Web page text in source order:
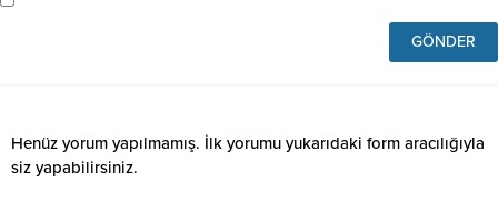
Henüz yorum yapılmamış. İlk yorumu yukarıdaki form aracılığıyla
siz yapabilirsiniz.